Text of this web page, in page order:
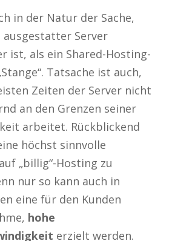
in der Natur der Sache,
Server
ist, als ein Shared-Hosting-
Tatsache ist auch,
Zeiten der Server nicht
an den Grenzen seiner
arbeitet. Rückblickend
höchst sinnvolle
„billig“-Hosting zu
nur so kann auch in
eine für den Kunden
hohe
erzielt werden.